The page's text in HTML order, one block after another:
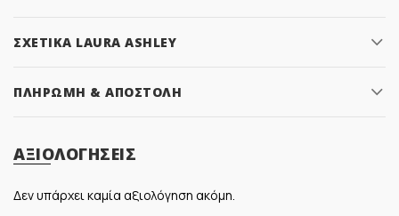
ΣΧΕΤΙΚΆ LAURA ASHLEY
ΠΛΗΡΩΜΉ & ΑΠΟΣΤΟΛΉ
ΑΞΙΟΛΟΓΉΣΕΙΣ
Δεν υπάρχει καμία αξιολόγηση ακόμη.